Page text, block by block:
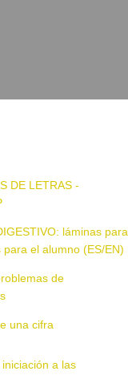
DE LETRAS -
láminas para
el alumno (ES/EN)
de
una cifra
a las